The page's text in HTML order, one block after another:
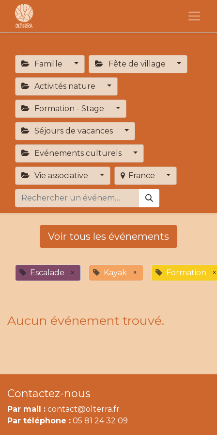
Famille Fête de village
Activités nature
Formation - Stage
Séjours de vacances
Evénements culturels
Vie associative France
Voir tous les événements
Escalade × Kayak × Formation ×
Aucun événement trouvé.
Contactez-nous
Par mail : contact@olterra.fr
Par téléphone : 05 81 24 32 09